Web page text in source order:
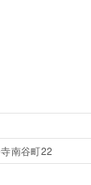
南谷町22